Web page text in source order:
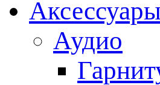
Аксессуары
Аудио